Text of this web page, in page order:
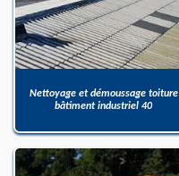
Nettoyage et démoussage toiture
bâtiment industriel 40